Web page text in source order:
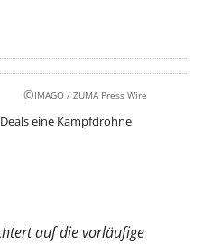
©IMAGO / ZUMA Press Wire
eine Kampfdrohne
auf die vorläufige